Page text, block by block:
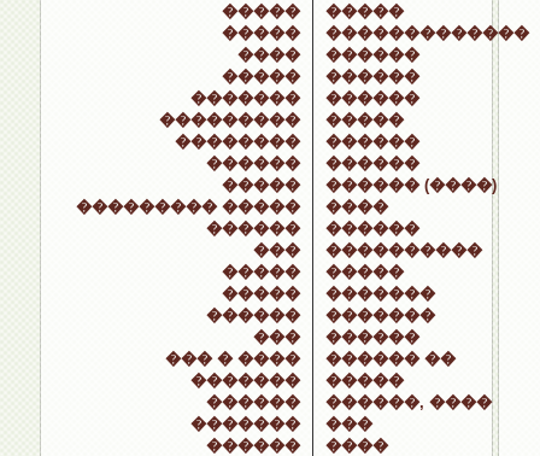
�����
�����
����
�����
�������
���������
��������
������
�����
��������� �����
������
���
�����
�����
������
���
��� � ����
�������
������
�������
������
�����
�������������
������
������
������
�����
������
������
������ (����)
����
������
����������
�����
�������
�������
������
������ ��
�����
������, ����
���
����